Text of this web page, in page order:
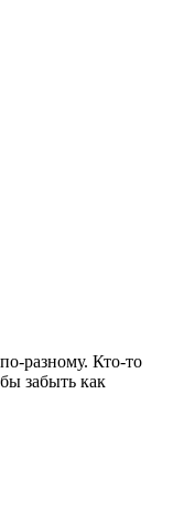
разному. Кто-то
забыть как